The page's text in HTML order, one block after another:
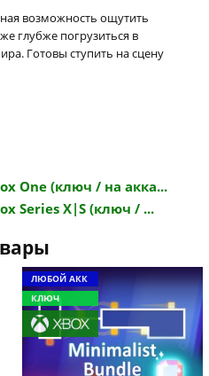
возможность ощутить
глубже погрузиться в
Готовы ступить на сцену
One (ключ / на акка...
Series X|S (ключ / ...
ЛЮБОЙ АКК
КЛЮЧ